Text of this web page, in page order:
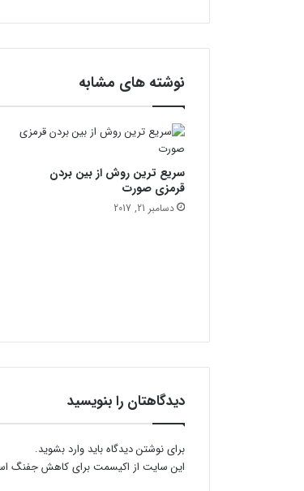
ه
ن
ه
و
ج
ش
ر
و
نوشته های مشابه
سریع ترین روش از بین بردن
قرمزی صورت
دسامبر 21, 2017
دیدگاهتان را بنویسید
برای نوشتن دیدگاه باید وارد بشوید.
این سایت از اکیسمت برای کاهش جفنگ